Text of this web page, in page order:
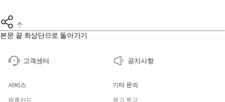
본문 끝 최상단으로 돌아가기
고객센터 공지사항
서비스
제휴카드
기타 문의
원고 투고